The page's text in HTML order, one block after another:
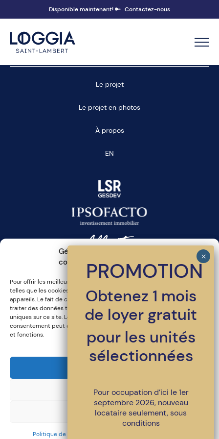
Gérer le consentement aux
cookies
Pour offrir les meilleures expériences, nous utilisons des technologies
telles que les cookies pour stocker et/ou accéder aux informations des
appareils. Le fait de consentir à ces technologies nous permettra de
traiter des données telles que le comportement de navigation ou les ID
uniques sur ce site. Le fait de ne pas consentir ou de retirer son
consentement peut avoir un effet négatif sur certaines caractéristiques
et fonctions.
Refuser
Voir les préférences
Politique de protection des renseignements personnels
Disponible maintenant! 🔑 Contactez-nous
Le projet
Le projet en photos
À propos
EN
Inscrivez-vous a l'infolettre
LSR GesDev. Ensemble pour un milieu de vie
supérieur.
Politique de confidentialité et mentions légales
PROMOTION
Obtenez 1 mois
de loyer gratuit
pour les unités
sélectionnées
Pour occupation d’ici le 1er
septembre 2026, nouveau
locataire seulement, sous
conditions